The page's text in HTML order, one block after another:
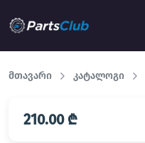
მთავარი კატალოგი
210.00 ₾